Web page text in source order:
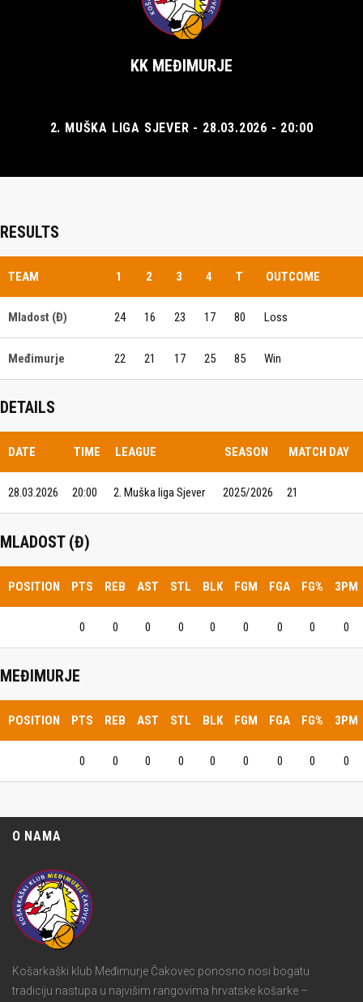
KK MEĐIMURJE
2. MUŠKA LIGA SJEVER - 28.03.2026 - 20:00
RESULTS
TEAM 1 2 3 4 T OUTCOME
Mladost (Đ) 24 16 23 17 80 Loss
Međimurje 22 21 17 25 85 Win
DETAILS
DATE TIME LEAGUE SEASON MATCH DAY
28.03.2026 20:00 2. Muška liga Sjever 2025/2026 21
MLADOST (Đ)
POSITION PTS REB AST STL BLK FGM FGA FG% 3PM
0 0 0 0 0 0 0 0 0
MEĐIMURJE
POSITION PTS REB AST STL BLK FGM FGA FG% 3PM
0 0 0 0 0 0 0 0 0
O NAMA
Košarkaški klub Međimurje Čakovec ponosno nosi bogatu
tradiciju nastupa u najvišim rangovima hrvatske košarke –